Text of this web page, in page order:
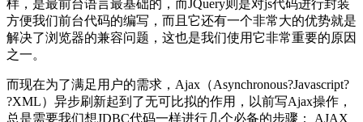
样，是最前台语言最基础的，而JQuery则是对js代码进行封装
方便我们前台代码的编写，而且它还有一个非常大的优势就是
解决了浏览器的兼容问题，这也是我们使用它非常重要的原因
之一。
而现在为了满足用户的需求，Ajax（Asynchronous?Javascript?
?XML）异步刷新起到了无可比拟的作用，以前写Ajax操作，
总是需要我们想JDBC代码一样进行几个必备的步骤： AJAX